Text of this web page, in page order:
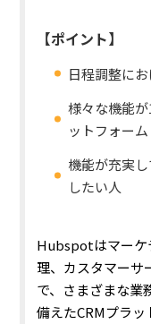
【ポイント】
日程調整に
様々な機能
ットフォーム
機能が充実
したい人
Hubspotはマーケ
理、カスタマーサ
で、さまざまな業
備えたCRMプラッ